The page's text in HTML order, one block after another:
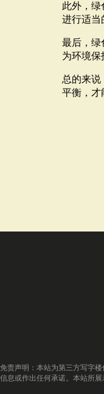
此外，绿
进行适当
最后，绿
为环境保
总的来说
平衡，才
免责声明：本站为第三方写字
信息或作出任何承诺。本站所